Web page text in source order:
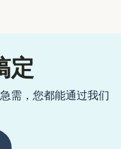
定
需，您都能通过我们